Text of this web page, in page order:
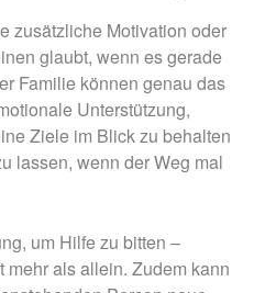
zusätzliche Motivation oder
glaubt, wenn es gerade
Familie können genau das
Unterstützung,
Ziele im Blick zu behalten
lassen, wenn der Weg mal
um Hilfe zu bitten –
mehr als allein. Zudem kann